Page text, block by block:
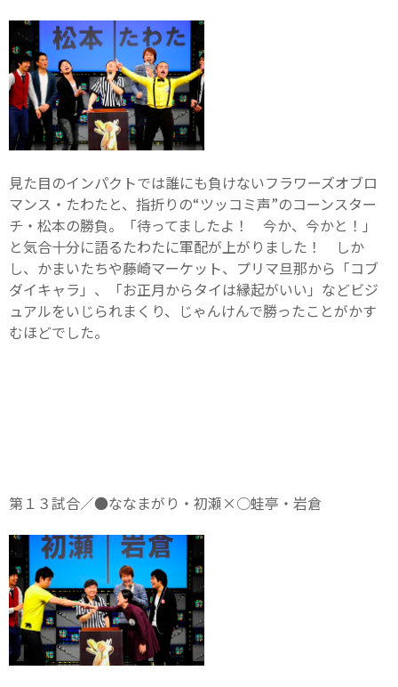
見た目のインパクトでは誰にも負けないフラワーズオブロ
マンス・たわたと、指折りの“ツッコミ声”のコーンスター
チ・松本の勝負。「待ってましたよ！ 今か、今かと！」
と気合十分に語るたわたに軍配が上がりました！ しか
し、かまいたちや藤崎マーケット、プリマ旦那から「コブ
ダイキャラ」、「お正月からタイは縁起がいい」などビジ
ュアルをいじられまくり、じゃんけんで勝ったことがかす
むほどでした。
第１３試合／●ななまがり・初瀬×○蛙亭・岩倉